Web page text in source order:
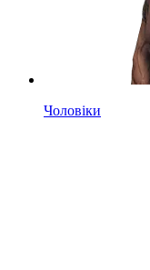
Чоловіки